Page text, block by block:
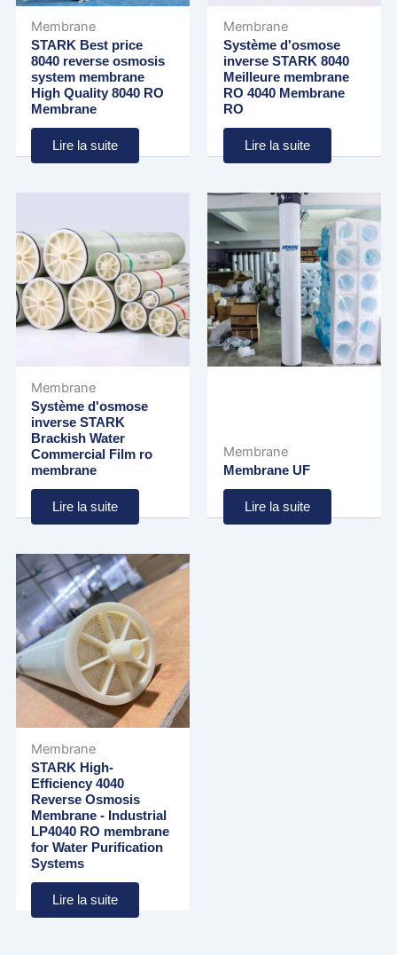
Membrane
STARK Best price
8040 reverse osmosis
system membrane
High Quality 8040 RO
Membrane
Lire la suite
Membrane
Système d'osmose
inverse STARK 8040
Meilleure membrane
RO 4040 Membrane
RO
Lire la suite
Membrane
Système d'osmose
inverse STARK
Brackish Water
Commercial Film ro
membrane
Lire la suite
Membrane
Membrane UF
Lire la suite
Membrane
STARK High-
Efficiency 4040
Reverse Osmosis
Membrane - Industrial
LP4040 RO membrane
for Water Purification
Systems
Lire la suite